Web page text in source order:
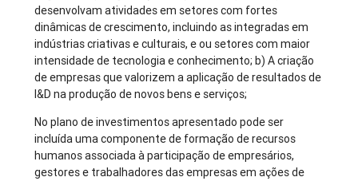
desenvolvam atividades em setores com fortes
dinâmicas de crescimento, incluindo as integradas em
indústrias criativas e culturais, e ou setores com maior
intensidade de tecnologia e conhecimento; b) A criação
de empresas que valorizem a aplicação de resultados de
I&D na produção de novos bens e serviços;
No plano de investimentos apresentado pode ser
incluída uma componente de formação de recursos
humanos associada à participação de empresários,
gestores e trabalhadores das empresas em ações de